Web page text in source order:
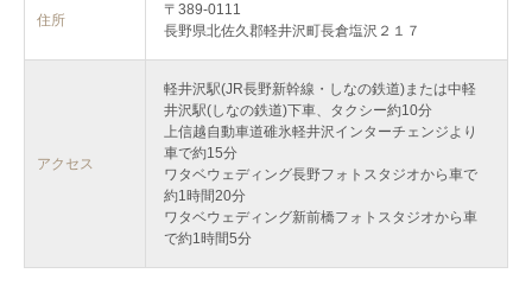
住所
〒389-0111
長野県北佐久郡軽井沢町長倉塩沢２１７
アクセス
軽井沢駅(JR長野新幹線・しなの鉄道)または中軽
井沢駅(しなの鉄道)下車、タクシー約10分
上信越自動車道碓氷軽井沢インターチェンジより
車で約15分
ワタベウェディング長野フォトスタジオから車で
約1時間20分
ワタベウェディング新前橋フォトスタジオから車
で約1時間5分